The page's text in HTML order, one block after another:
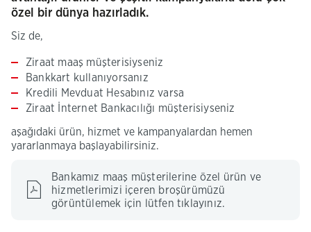
özel bir dünya hazırladık.
Siz de,
Ziraat maaş müşterisiyseniz
Bankkart kullanıyorsanız
Kredili Mevduat Hesabınız varsa
Ziraat İnternet Bankacılığı müşterisiyseniz
aşağıdaki ürün, hizmet ve kampanyalardan hemen
yararlanmaya başlayabilirsiniz.
Bankamız maaş müşterilerine özel ürün ve
hizmetlerimizi içeren​​ broşürümüzü
görüntülemek için lütfen tıklayınız​.